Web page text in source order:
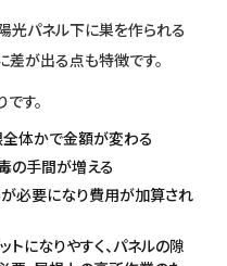
光パネル下に巣を作られる
差が出る点も特徴です。
す。
全体かで金額が変わる
の手間が増える
必要になり費用が加算され
トになりやすく、パネルの隙